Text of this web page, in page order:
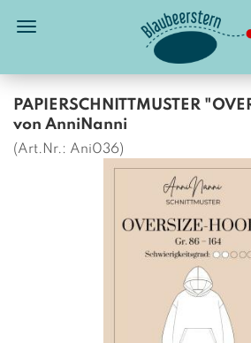
PAPIERSCHNITTMUSTER
von AnniNanni
(Art.Nr.: Ani036)